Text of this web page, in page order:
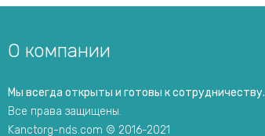
О компании
Мы всегда открыты и готовы к сотрудничеству.
Все права защищены.
Kanctorg-nds.com © 2016-2021